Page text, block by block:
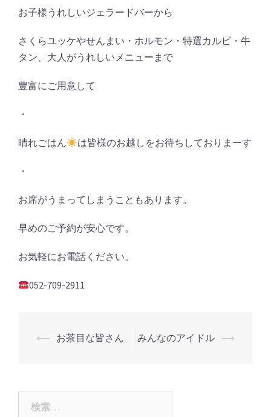
お子様うれしいジェラードバーから
さくらユッケやせんまい・ホルモン・特選カルビ・牛
タン、大人がうれしいメニューまで
豊富にご用意して
・
晴れごはん は皆様のお越しをお待ちしておりまーす
・
お席がうまってしまうこともあります。
早めのご予約が安心です。
お気軽にお電話ください。
052-709-2911
投
ビ
ゲ
⟵ お茶目な皆さん みんなのアイドル ⟶